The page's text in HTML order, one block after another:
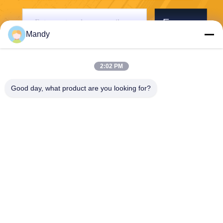
Envoyer
Mandy
2:02 PM
Good day, what product are you looking for?